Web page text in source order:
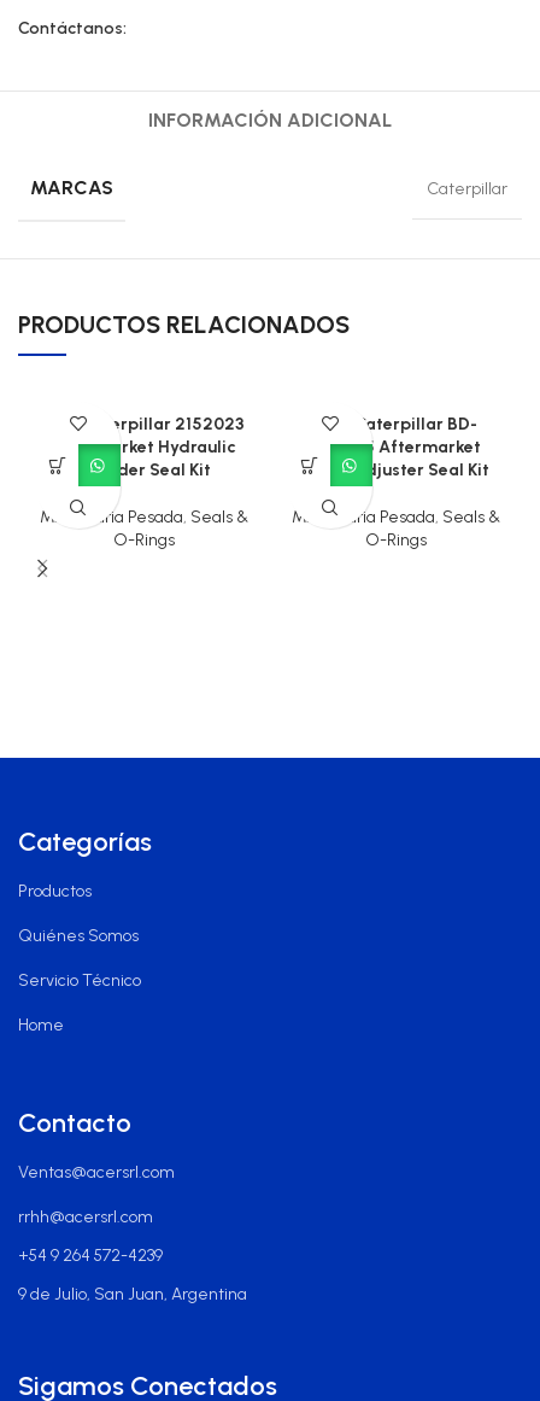
Contáctanos:
INFORMACIÓN ADICIONAL
MARCAS Caterpillar
PRODUCTOS RELACIONADOS
CAT Caterpillar 2152023
Aftermarket Hydraulic
Cylinder Seal Kit
Maquinaria Pesada, Seals &
O-Rings
CAT Caterpillar BD-
904405 Aftermarket
Track Adjuster Seal Kit
Maquinaria Pesada, Seals &
O-Rings
Categorías
Productos
Quiénes Somos
Servicio Técnico
Home
Contacto
Ventas@acersrl.com
rrhh@acersrl.com
+54 9 264 572-4239
9 de Julio, San Juan, Argentina
Sigamos Conectados